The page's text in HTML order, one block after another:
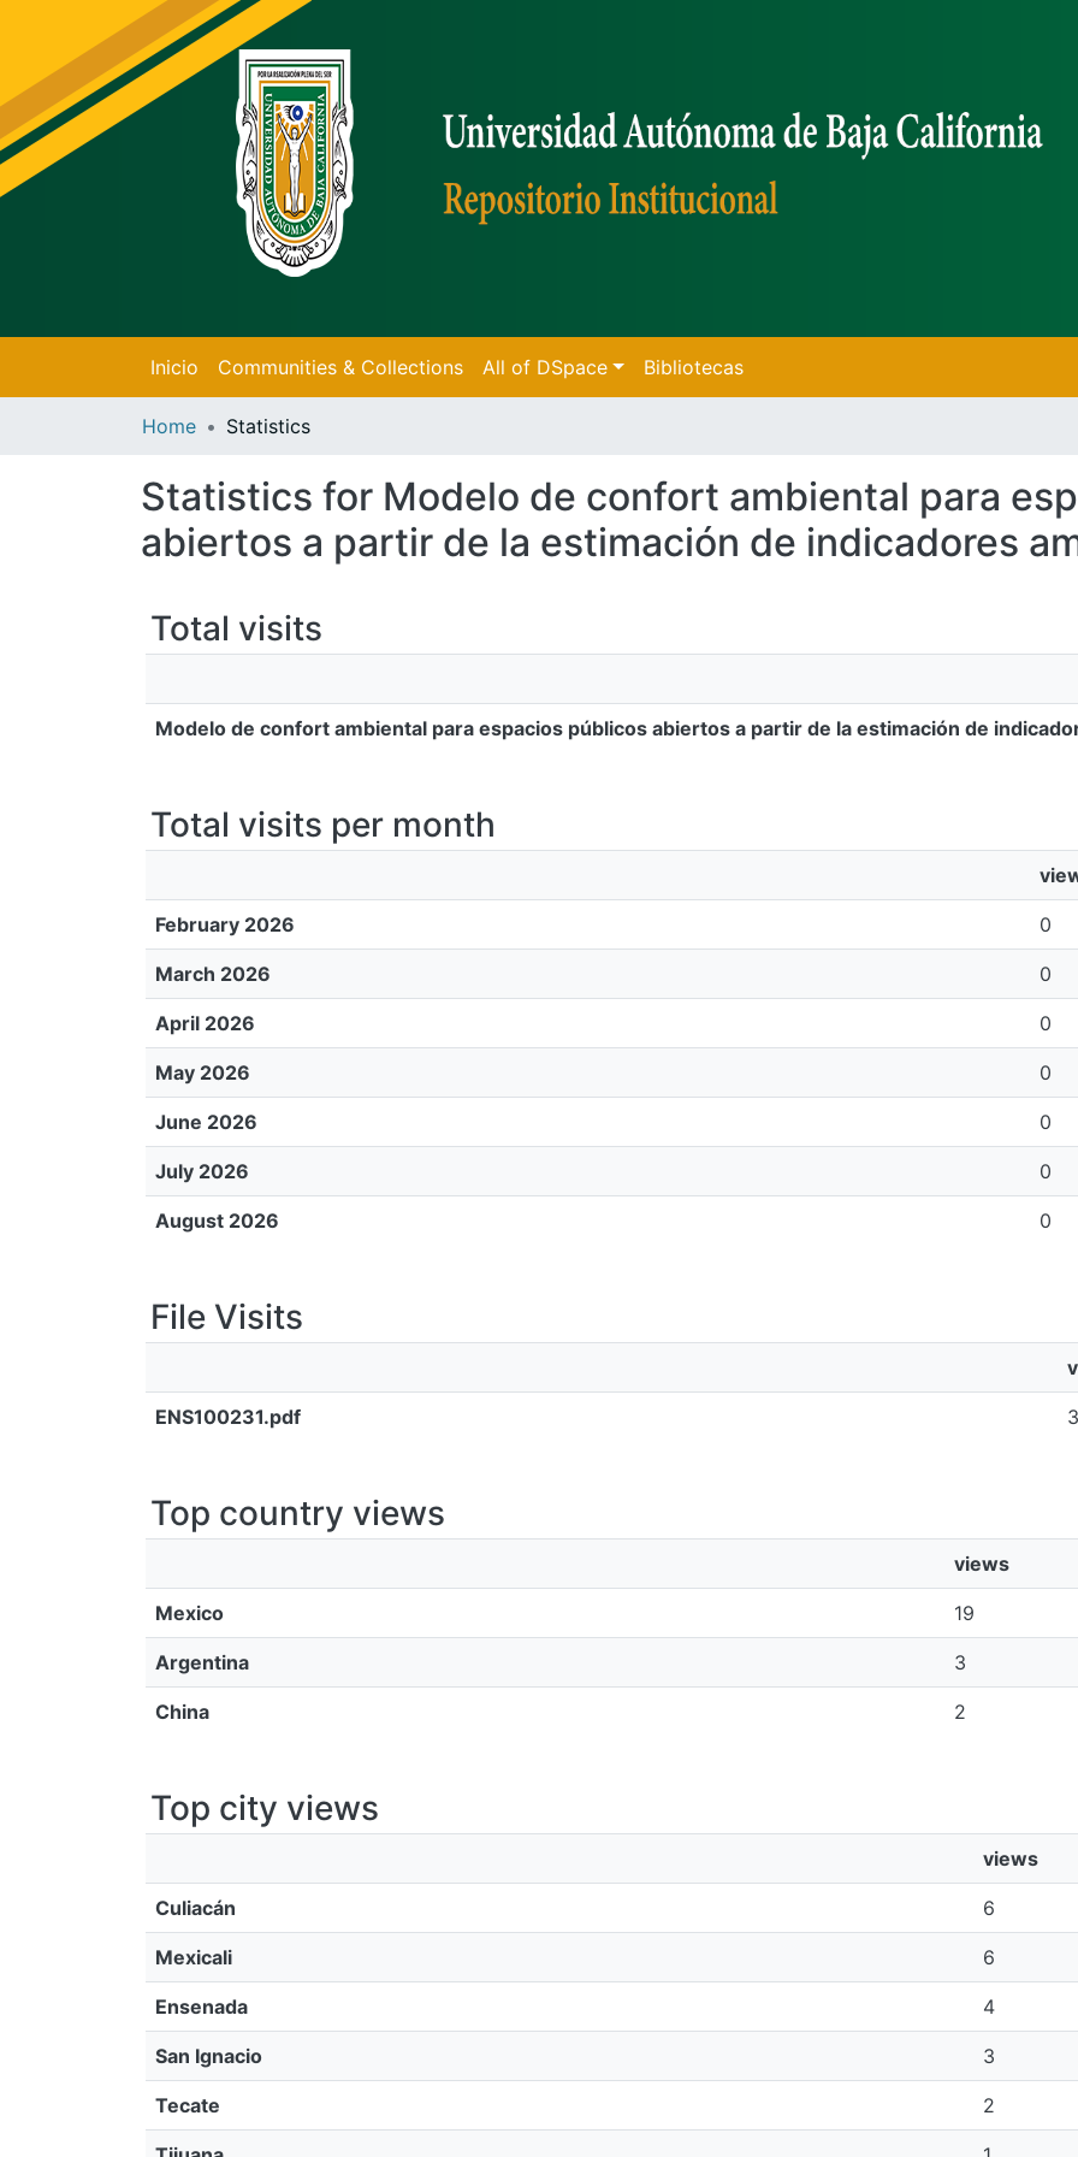
Inicio Communities & Collections All of DSpace Bibliotecas
Home Statistics
Statistics for Modelo de confort ambiental para
abiertos a partir de la estimación de indicadores
Total visits
Modelo de confort ambiental para espacios públicos abiertos a partir de la estimación de
Total visits per month
February 2026 0
March 2026 0
April 2026 0
May 2026 0
June 2026 0
July 2026 0
August 2026 0
File Visits
ENS100231.pdf
Top country views
views
Mexico 19
Argentina 3
China 2
Top city views
views
Culiacán 6
Mexicali 6
Ensenada 4
San Ignacio 3
Tecate 2